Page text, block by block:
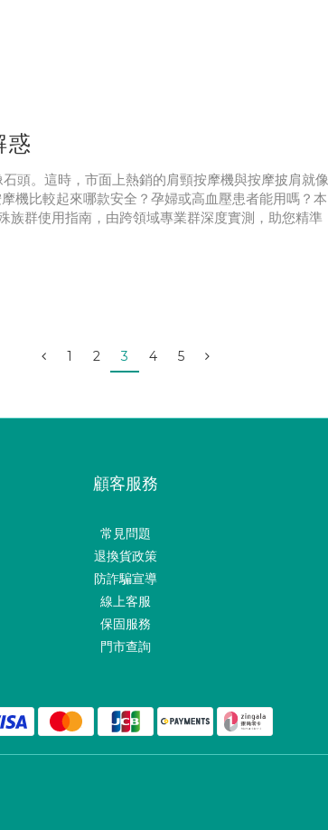
惑
頭。這時，市面上熱銷的肩頸按摩機與按摩披肩就像
機比較起來哪款安全？孕婦或高血壓患者能用嗎？本
族群使用指南，由跨領域專業群深度實測，助您精準
1 2 3 4 5
顧客服務
常見問題
退換貨政策
防詐騙宣導
線上客服
保固服務
門市查詢